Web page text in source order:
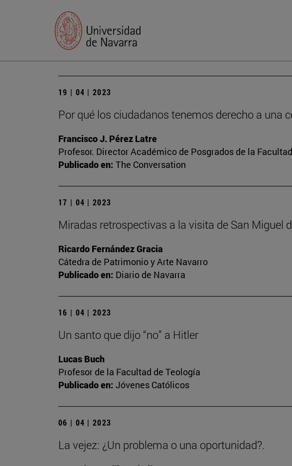
19 | 04 | 2023
Por qué los ciudadanos tenemos derecho a
Francisco J. Pérez Latre
Profesor. Director Académico de Posgrados de la
Publicado en: The Conversation
17 | 04 | 2023
Miradas retrospectivas a la visita de San Miguel
Ricardo Fernández Gracia
Cátedra de Patrimonio y Arte Navarro
Publicado en: Diario de Navarra
16 | 04 | 2023
Un santo que dijo “no” a Hitler
Lucas Buch
Profesor de la Facultad de Teología
Publicado en: Jóvenes Católicos
06 | 04 | 2023
La vejez: ¿Un problema o una oportunidad?.